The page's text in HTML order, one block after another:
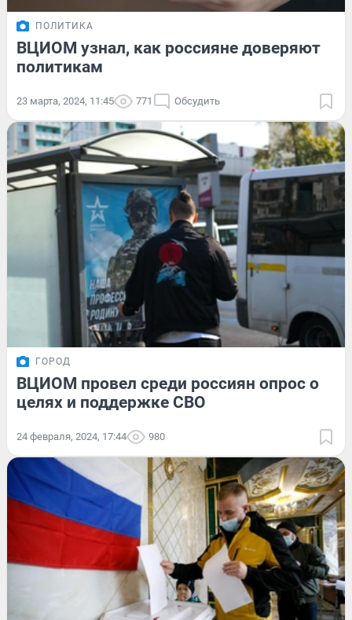
ПОЛИТИКА
ВЦИОМ узнал, как россияне доверяют
политикам
23 марта, 2024, 11:45 771 Обсудить
ГОРОД
ВЦИОМ провел среди россиян опрос о
целях и поддержке СВО
24 февраля, 2024, 17:44 980